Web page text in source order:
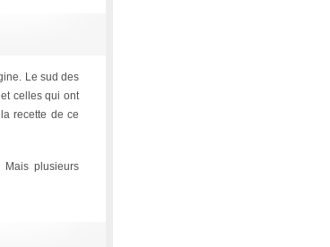
Le sud des
celles qui ont
recette de ce
Mais plusieurs